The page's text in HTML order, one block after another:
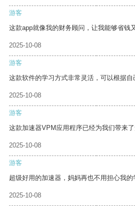
游客
这款app就像我的财务顾问，让我能够省钱
2025-10-08
游客
这款软件的学习方式非常灵活，可以根据自
2025-10-08
游客
这款加速器VPM应用程序已经为我们带来了
2025-10-08
游客
超级好用的加速器，妈妈再也不用担心我的
2025-10-08